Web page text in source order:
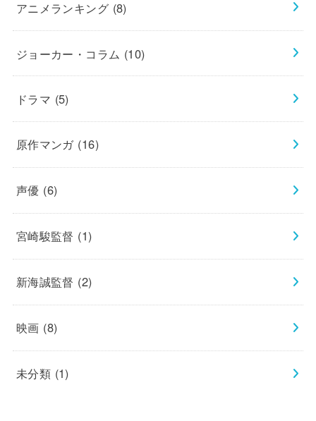
アニメランキング (8)
ジョーカー・コラム (10)
ドラマ (5)
原作マンガ (16)
声優 (6)
宮崎駿監督 (1)
新海誠監督 (2)
映画 (8)
未分類 (1)